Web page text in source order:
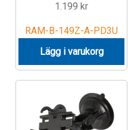
Wheelchair
1.199 kr
RAM-B-149Z-A-PD3U
Lägg i varukorg